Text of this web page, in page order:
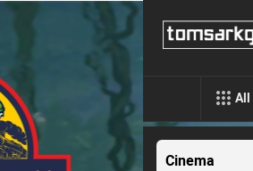
All
Cinema